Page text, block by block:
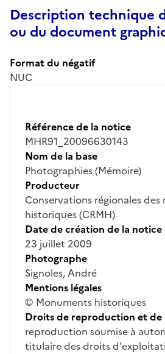
Description technique
ou du document
Format du négatif
NUC
Référence de la notice
MHR91_20096630143
Nom de la base
Photographies (Mémoire)
Producteur
Conservations régionales
historiques (CRMH)
Date de création de la notice
23 juillet 2009
Photographe
Signoles, André
Mentions légales
© Monuments historiques
Droits de reproduction et de
reproduction soumise à
titulaire des droits